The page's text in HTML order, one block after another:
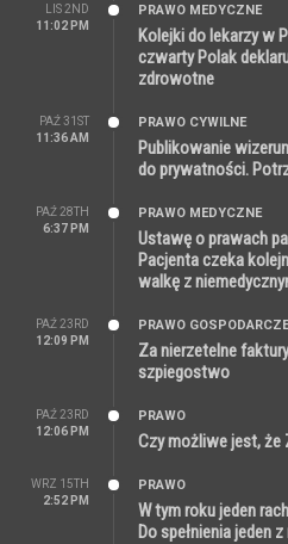
LIS 2ND
11:02 PM
PRAWO MEDYCZNE
Kolejki do lekarzy w
czwarty Polak
zdrowotne
PAŹ 31ST
11:36 AM
PRAWO CYWILNE
Publikowanie
do prywatności.
PAŹ 28TH
6:37 PM
PRAWO MEDYCZNE
Ustawę o prawach
Pacjenta czeka
walkę z
PAŹ 23RD
12:09 PM
PRAWO GOSPODARCZE
Za nierzetelne
szpiegostwo
PAŹ 23RD
12:06 PM
PRAWO
Czy możliwe jest, że
WRZ 15TH
2:52 PM
PRAWO
W tym roku jeden
Do spełnienia jeden